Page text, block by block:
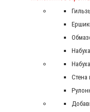
Стена